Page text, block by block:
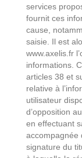
services
fournit ces
cause,
saisie. Il est
www.axelis.fr
informations.
articles 38 et
relative à
utilisateur
d’opposition
en effectuant
accompagnée
signature du